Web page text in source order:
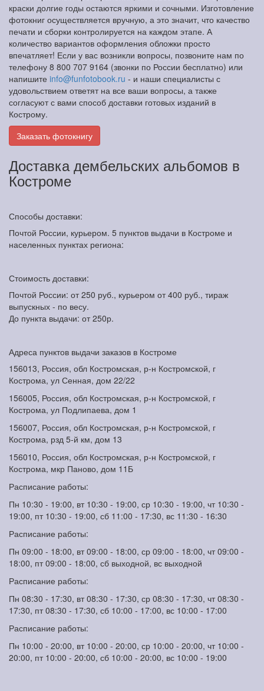
краски долгие годы остаются яркими и сочными. Изготовление
фотокниг осуществляется вручную, а это значит, что качество
печати и сборки контролируется на каждом этапе. А
количество вариантов оформления обложки просто
впечатляет! Если у вас возникли вопросы, позвоните нам по
телефону 8 800 707 9164 (звонки по России бесплатно) или
напишите info@funfotobook.ru - и наши специалисты с
удовольствием ответят на все ваши вопросы, а также
согласуют с вами способ доставки готовых изданий в
Кострому.
Заказать фотокнигу
Доставка дембельских альбомов в
Костроме
Способы доставки:
Почтой России, курьером. 5 пунктов выдачи в Костроме и
населенных пунктах региона:
Стоимость доставки:
Почтой России: от 250 руб., курьером от 400 руб., тираж
выпускных - по весу.
До пункта выдачи: от 250р.
Адреса пунктов выдачи заказов в Костроме
156013, Россия, обл Костромская, р-н Костромской, г
Кострома, ул Сенная, дом 22/22
156005, Россия, обл Костромская, р-н Костромской, г
Кострома, ул Подлипаева, дом 1
156007, Россия, обл Костромская, р-н Костромской, г
Кострома, рзд 5-й км, дом 13
156010, Россия, обл Костромская, р-н Костромской, г
Кострома, мкр Паново, дом 11Б
Расписание работы:
Пн 10:30 - 19:00, вт 10:30 - 19:00, ср 10:30 - 19:00, чт 10:30 -
19:00, пт 10:30 - 19:00, сб 11:00 - 17:30, вс 11:30 - 16:30
Расписание работы:
Пн 09:00 - 18:00, вт 09:00 - 18:00, ср 09:00 - 18:00, чт 09:00 -
18:00, пт 09:00 - 18:00, сб выходной, вс выходной
Расписание работы:
Пн 08:30 - 17:30, вт 08:30 - 17:30, ср 08:30 - 17:30, чт 08:30 -
17:30, пт 08:30 - 17:30, сб 10:00 - 17:00, вс 10:00 - 17:00
Расписание работы:
Пн 10:00 - 20:00, вт 10:00 - 20:00, ср 10:00 - 20:00, чт 10:00 -
20:00, пт 10:00 - 20:00, сб 10:00 - 20:00, вс 10:00 - 19:00